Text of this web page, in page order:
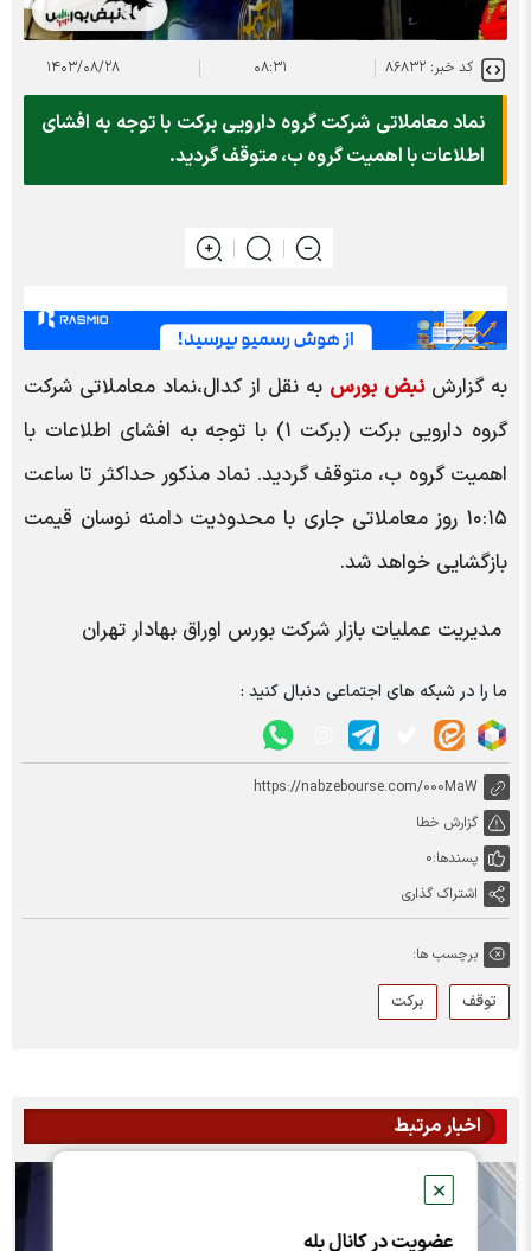
✕
عضویت در کانال بله
کد خبر: ۸۶۸۳۲ ۰۸:۳۱ ۱۴۰۳/۰۸/۲۸
نماد معاملاتی شرکت گروه دارویی برکت با توجه به افشای
اطلاعات با اهمیت گروه ب، متوقف گردید.
به گزارش نبض بورس به نقل از کدال،نماد معاملاتی شرکت
گروه دارویی برکت (برکت ۱) با توجه به افشای اطلاعات با
اهمیت گروه ب، متوقف گردید. نماد مذکور حداکثر تا ساعت
۱۰:۱۵ روز معاملاتی جاری با محدودیت دامنه نوسان قیمت
بازگشایی خواهد شد.
مدیریت عملیات بازار شرکت بورس اوراق بهادار تهران
ما را در شبکه های اجتماعی دنبال کنید :
https://nabzebourse.com/000MaW
گزارش خطا
پسندها:0
اشتراک گذاری
برچسب ها:
توقف برکت
اخبار مرتبط